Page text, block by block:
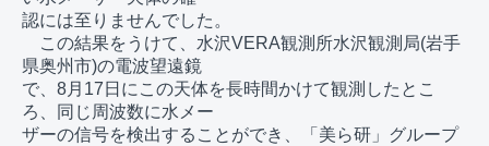
認には至りませんでした。
この結果をうけて、水沢VERA観測所水沢観測局(岩手
県奥州市)の電波望遠鏡
で、8月17日にこの天体を長時間かけて観測したとこ
ろ、同じ周波数に水メー
ザーの信号を検出することができ、「美ら研」グループ